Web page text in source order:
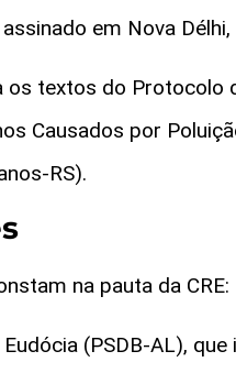
em Nova
os textos do Protocolo
Causados por
RS).
na pauta da CRE:
(PSDB-AL),